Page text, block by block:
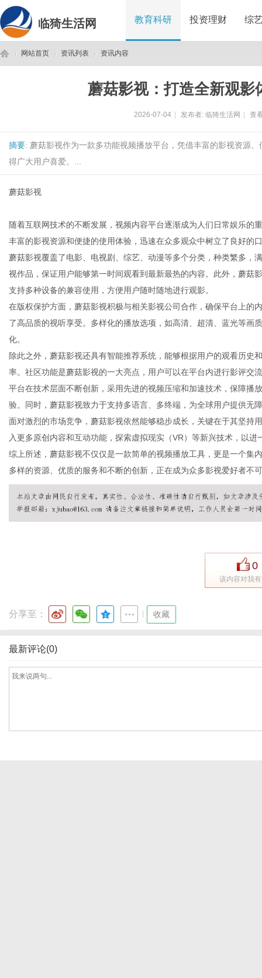
临猗生活网 教育科研 投资理财 综
网站首页 资讯列表 资讯内容
蘑菇影视：打造全新观影
2026-07-04 发布者: 临猗生活网 查
摘要: 蘑菇影视作为一款多功能视频播放平台，凭借丰富的影视资源
得广大用户喜爱。...
蘑菇影视
随着互联网技术的不断发展，视频内容平台逐渐成为人们日常娱乐的
丰富的影视资源和便捷的使用体验，迅速在众多观众中树立了良好的
蘑菇影视覆盖了电影、电视剧、综艺、动漫等多个分类，种类繁多，
视作品，保证用户能够第一时间观看到最新最热的内容。此外，蘑菇
支持多种设备的兼容使用，方便用户随时随地进行观影。
在版权保护方面，蘑菇影视积极与相关影视公司合作，确保平台上的
了高品质的视听享受。多样化的播放选项，如高清、超清、蓝光等画
化。
除此之外，蘑菇影视还具有智能推荐系统，能够根据用户的观看历史
率。社区功能是蘑菇影视的一大亮点，用户可以在平台内进行影评交
平台在技术层面不断创新，采用先进的视频压缩和加速技术，保障播
验。同时，蘑菇影视致力于支持多语言、多终端，为全球用户提供无
面对激烈的市场竞争，蘑菇影视依然能够稳步成长，关键在于其坚持
入更多原创内容和互动功能，探索虚拟现实（VR）等新兴技术，以进
综上所述，蘑菇影视不仅仅是一款简单的视频播放工具，更是一个集
多样的资源、优质的服务和不断的创新，正在成为众多影视爱好者不
0
该内容对我
分享至： 收藏
最新评论(0)